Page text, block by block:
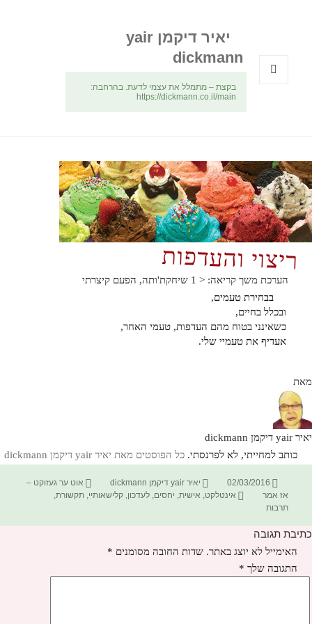
יאיר דיקמן yair
dickmann
בקצת – מתמלל את עצמי לדעת. בהרחבה:
https://dickmann.co.il/main
ריצוי והעדפות
הערכת משך קריאה: < 1
שיחקת'ותה, הפעם קיצרתי
בבחירת טעמים,
ובכלל בחיים,
כשאינני בטוח מהם העדפות, טעמי האחר,
אעדיף את טעמיי שלי.
מאת
יאיר yair דיקמן dickmann
כותב למחייתי, לא לפרנסתי. כל הפוסטים מאת יאיר yair דיקמן dickmann‏
פורסם
בתאריך
02/03/2016 מחבר
יאיר yair דיקמן dickmann קטגוריות
אוט ער געזוקט –
אז אמר
תגיות
אינטלקט, אישית, יחסים,לעדכון,קלישאותיי,תקשורת,
תרבות
כתיבת תגובה
האימייל לא יוצג באתר. שדות החובה מסומנים *
התגובה שלך *